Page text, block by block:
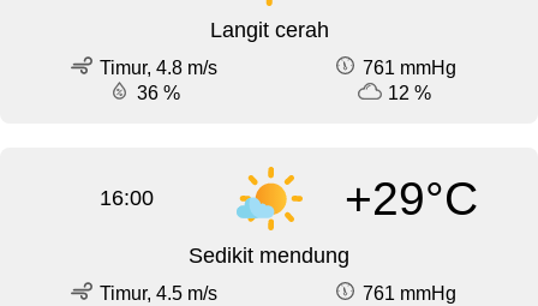
Langit cerah
Timur, 4.8 m/s
761 mmHg
36 %
12 %
16:00 +29°C
Sedikit mendung
Timur, 4.5 m/s
761 mmHg